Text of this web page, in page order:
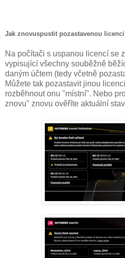
Jak znovuspustit pozastavenou
Na počítači s uspanou licencí se
vypisující všechny souběžně
daným účtem (tedy včetně
Můžete tak pozastavit jinou
rozběhnout onu "místní". Nebo
znovu" znovu ověříte aktuální